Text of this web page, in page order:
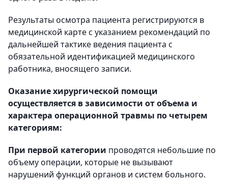
Результаты осмотра пациента регистрируются в
медицинской карте с указанием рекомендаций по
дальнейшей тактике ведения пациента с
обязательной идентификацией медицинского
работника, вносящего записи.
Оказание хирургической помощи
осуществляется в зависимости от объема и
характера операционной травмы по четырем
категориям:
При первой категории проводятся небольшие по
объему операции, которые не вызывают
нарушений функций органов и систем больного.